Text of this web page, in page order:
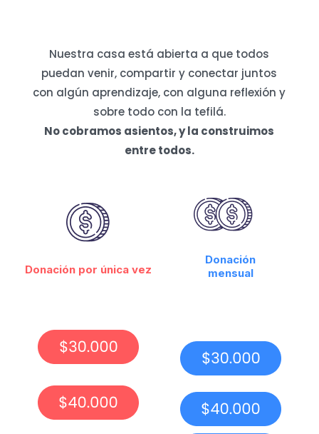
Nuestra casa está abierta a que todos
puedan venir, compartir y conectar juntos
con algún aprendizaje, con alguna reflexión y
sobre todo con la tefilá.
No cobramos asientos, y la construimos
entre todos.
Donación por única vez
Donación
mensual